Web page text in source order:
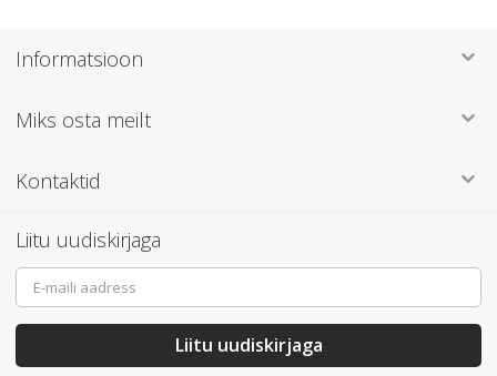
Informatsioon
Miks osta meilt
Kontaktid
Liitu uudiskirjaga
Sign
Up
for
Newsletter:
Liitu uudiskirjaga